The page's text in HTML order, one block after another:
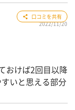
口コミを共有 3
2022/11/20
おけば2回目以降
いと思える部分